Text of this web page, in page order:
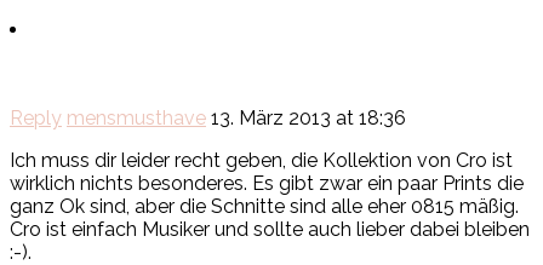
Reply mensmusthave 13. März 2013 at 18:36
Ich muss dir leider recht geben, die Kollektion von Cro ist
wirklich nichts besonderes. Es gibt zwar ein paar Prints die
ganz Ok sind, aber die Schnitte sind alle eher 0815 mäßig.
Cro ist einfach Musiker und sollte auch lieber dabei bleiben
:-).